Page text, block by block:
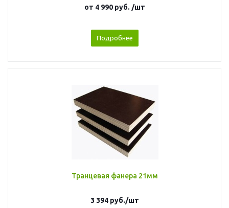
от 4 990 руб. /шт
Подробнее
Транцевая фанера 21мм
3 394 руб./шт